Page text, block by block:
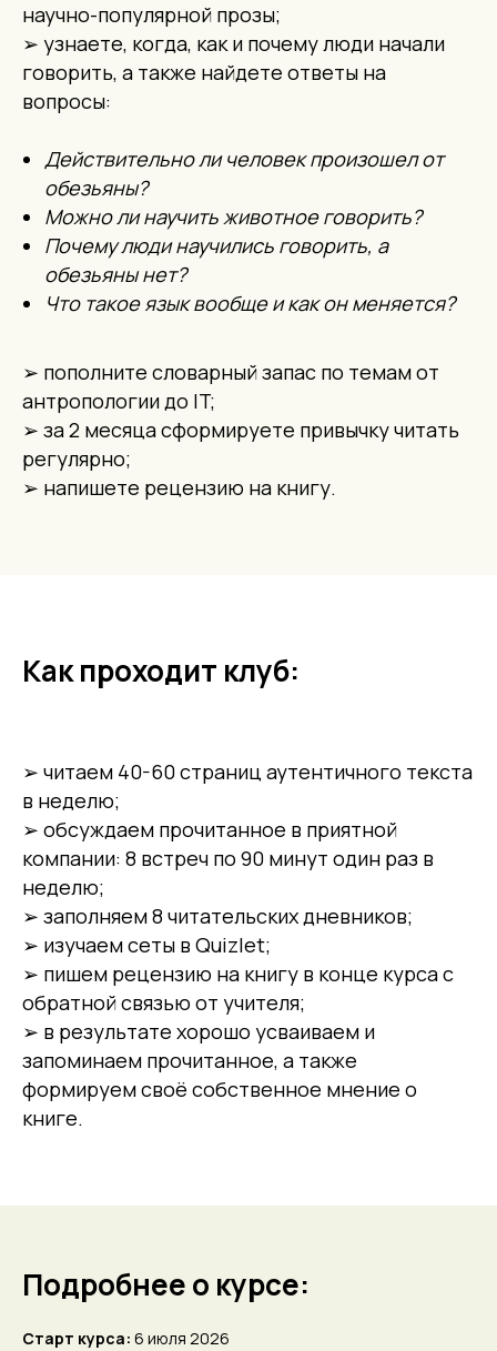
научно-популярной прозы;
➢ узнаете, когда, как и почему люди начали
говорить, а также найдете ответы на
вопросы:
Действительно ли человек произошел от
обезьяны?
Можно ли научить животное говорить?
Почему люди научились говорить, а
обезьяны нет?
Что такое язык вообще и как он меняется?
➢ пополните словарный запас по темам от
антропологии до IT;
➢ за 2 месяца сформируете привычку читать
регулярно;
➢ напишете рецензию на книгу.
Как проходит клуб:
➢ читаем 40-60 страниц аутентичного текста
в неделю;
➢ обсуждаем прочитанное в приятной
компании: 8 встреч по 90 минут один раз в
неделю;
➢ заполняем 8 читательских дневников;
➢ изучаем сеты в Quizlet;
➢ пишем рецензию на книгу в конце курса с
обратной связью от учителя;
➢ в результате хорошо усваиваем и
запоминаем прочитанное, а также
формируем своё собственное мнение о
книге.
Подробнее о курсе:
Старт курса: 6 июля 2026